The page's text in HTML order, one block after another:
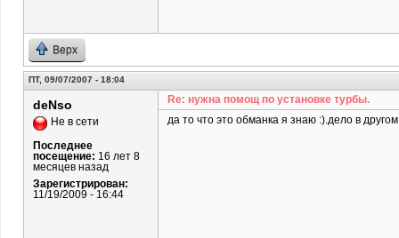
Верх
ПТ, 09/07/2007 - 18:04
deNso
Не в сети
Последнее
посещение: 16 лет 8
месяцев назад
Зарегистрирован:
11/19/2009 - 16:44
Re: нужна помощ по установке турбы.
да то что это обманка я знаю :).дело в